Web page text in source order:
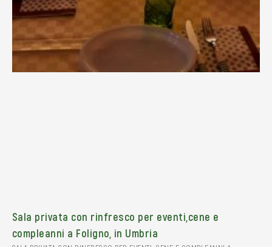
Sala privata con rinfresco per eventi,cene e
compleanni a Foligno, in Umbria